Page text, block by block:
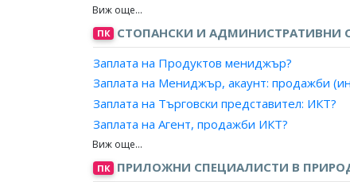
Заплата на Инженер, телекомуникация
Заплата на Инженер, телекомуникация
Заплата на Инженер, телекомуникация
Заплата на Инженер, телекомуникация
Заплата на Инженер, телекомуникация
Заплата на Инженер, телекомуникация
Заплата на Инженер, ръководител екип/
Заплата на Инженер, АРС на подвижен
Заплата на Експерт, телекомуникации и
ПК СТОПАНСКИ И АДМИНИСТРАТИВНИ
Заплата на Продуктов мениджър?
Заплата на Мениджър, акаунт: продажби
Заплата на Търговски представител: ИКТ?
Заплата на Агент, продажби ИКТ?
Заплата на Консултант, продажби ИКТ?
ПК ПРИЛОЖНИ СПЕЦИАЛИСТИ В